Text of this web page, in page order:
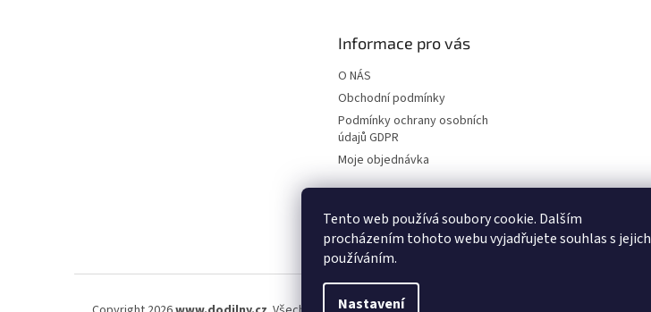
Tento web používá soubory cookie. Dalším
procházením tohoto webu vyjadřujete souhlas s jejich
používáním.
Nastavení
Informace pro vás
O NÁS
Obchodní podmínky
Podmínky ochrany osobních
údajů GDPR
Moje objednávka
nahradni-uhliky.cz